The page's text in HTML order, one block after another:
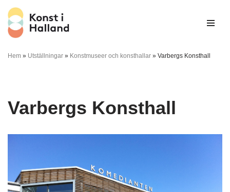
Hoppa
till
innehåll
Hem » Utställningar » Konstmuseer och konsthallar » Varbergs Konsthall
Varbergs Konsthall